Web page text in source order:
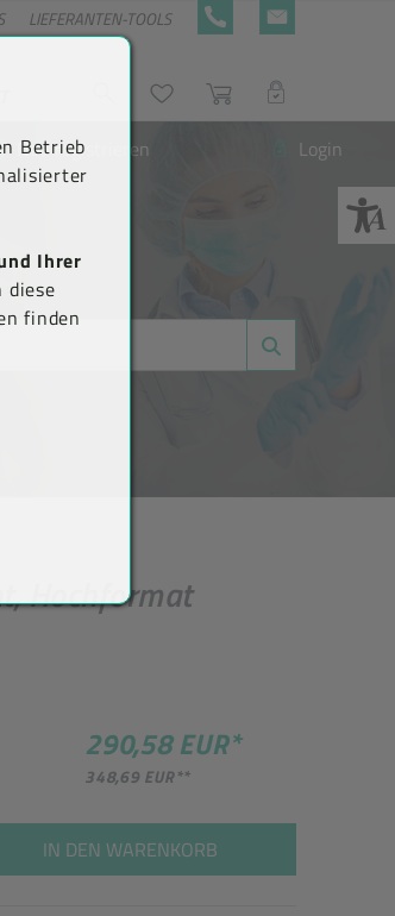
LIEFERANTEN-TOOLS +43 5576 7177 818
WunschlisteWarenkorb
LOGIN
Neu registrieren Login
Hochformat
290,58 EUR*
348,69 EUR**
IN DEN WARENKORB
Betrieb
Ihrer
diese
finden